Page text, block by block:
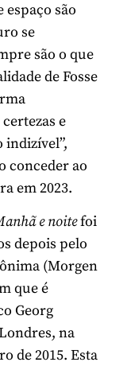
são
se
são o que
de Fosse
e
indizível”,
conceder ao
em 2023.
e noitefoi
depois pelo
(Morgen
que é
Georg
na
de 2015. Esta